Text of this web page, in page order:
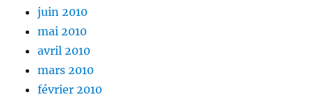
juin 2010
mai 2010
avril 2010
mars 2010
février 2010